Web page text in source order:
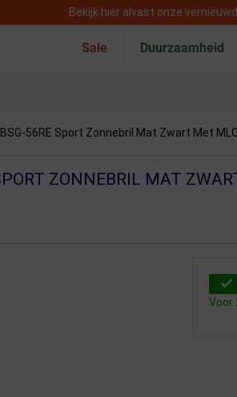
Bekijk hier alvast onze
Sale Duurzaamheid
56RE Sport Zonnebril Mat Zwart Met
ZONNEBRIL MAT
Voor